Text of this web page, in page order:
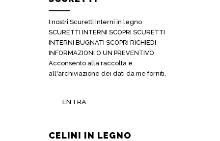
I nostri Scuretti interni in legno
SCURETTI INTERNI SCOPRI SCURETTI
INTERNI BUGNATI SCOPRI RICHIEDI
INFORMAZIONI O UN PREVENTIVO
Acconsento alla raccolta e
all'archiviazione dei dati da me forniti.
ENTRA
CELINI IN LEGNO